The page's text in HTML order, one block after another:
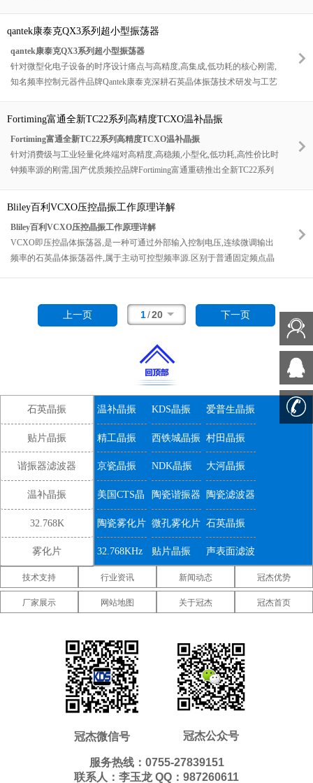
有源石英振荡器,搭载成熟稳定的石英晶体谐振架构与优化型HCMOS高速
工业宽温高稳,低抖动低老化,高适配易量产,高性价比等核心优势.凭借均衡
优异的综合性能,QX1系列完美适配绝大多数MCU,FPGA,DSP,工控主板,
通讯模块的数字逻辑时序需求,是替代普通有源晶振,升级设备时序性能,规
模化降本提质的标杆级通用时钟器件.
qantek康泰克QX3系列超小型振荡器
qantek康泰克QX3系列超小型振荡器
针对微型化电子设备的时序设计痛点与高精度,高集成,低功耗的核心刚需,
知名频率控制元器件品牌Qantek康泰克深耕石英晶体振荡技术研发与工艺
微型化,轻量化,低功耗设备量身打造的高精度通用型有源时钟晶振,采用业
耗振荡电路,兼具极致小巧体积,超低温漂,超低功耗,波形纯净,宽温高稳,高
性价比,易量产集成等多重核心优势,完美适配各类微型智能设备,精密小型
仪器,便携电子终端的时序设计需求,成为微型化电子硬件降本提质,性能升
级的标杆级时钟器件.
Fortiming富通全新TC22系列高精度TCXO温补晶振
Fortiming富通全新TC22系列高精度TCXO温补晶振
针对消费级与工业轻量化终端对高精度,高稳频,小型化,低功耗,高性价比时
钟频率源的刚需,国产优质频控品牌Fortiming富通重磅推出全新TC22系列
景量身打造,依托成熟的温度补偿算法,精密晶体加工工艺与优化电路架构,
高适配性与高量产稳定性,完美解决传统晶振温漂失控,精度不足,功耗偏高,
尺寸偏大的行业短板,成为中小体积高精度稳频场景的优选方案.
Bliley百利VCXO压控晶振工作原理详解
Bliley百利VCXO压控晶振工作原理详解
VCXO即压控晶体振荡器,是一种可通过外部输入控制电压,连续微调输出
频率的石英晶体振荡器件,属于主动可控型频率源.区别于普通固定频点晶
件.简单来说:普通晶振是"固定节拍器",频率恒定不变;BlileyVCXO是可调
速精密节拍器,通过电压精准调控节拍快慢,适配设备动态时序校准,频率锁
上一页 1/20 下一页
石英晶振
贴片晶振
谐振器滤波器
温补晶振
32.768K
雾化片
温补晶振 KDS晶振 爱普生晶振
精工晶振 西铁城晶振 村田晶振
京瓷晶振 NDK晶振 大河晶振
美国CTS晶
振
陶瓷谐振器 陶瓷滤波器
陶瓷雾化片 微孔雾化片 石英晶振
32.768KHz 贴片晶振 声表面滤波
器
IDT晶振 微晶晶振 康纳温菲尔
德晶振
高利奇晶振 Jauch晶振 Abracon晶
振
美国拉隆晶
振
美国格林雷
工业晶振
美国SiTime
晶振
美国 美国Statek 新西兰瑞康
振 振 振
2520贴片晶 2016贴片晶 1612贴片晶
技术支持 行业资讯 新闻动态 冠杰优势
厂家展示 网站地图 关于冠杰 冠杰首页
冠杰微信号 冠杰公众号
服务热线：0755-27839151
联系人：李玉龙 QQ：987260611